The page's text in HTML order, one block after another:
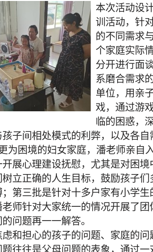
本次活动设
训活动，针
的不同需求
个家庭实际
分开进行面
系磨合需求
单位，用亲
戏，通过游
临的困惑，
子间相处模式的利弊，以及各
为困境的妇女家庭，潘老师亲自
展心理建设抚慰，尤其是对困
立正确的人生目标，鼓励孩子
；第三批是针对十多户家有小学
师针对大家统一的情况开展了
问题再一一解答。
和担心的孩子的问题、家庭的
往往是父母问题的表象，通过